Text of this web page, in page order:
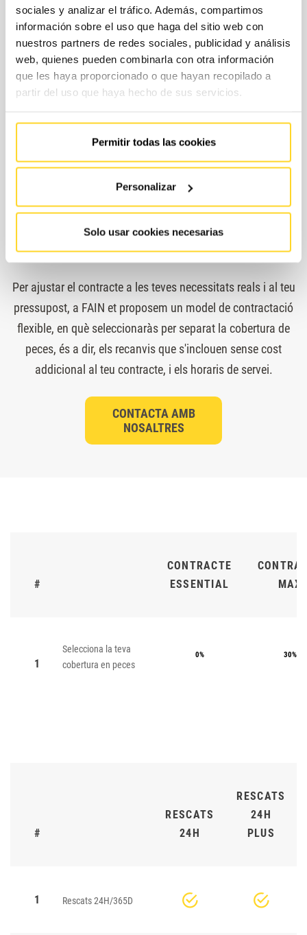
sociales y analizar el tráfico. Además, compartimos
información sobre el uso que haga del sitio web con
nuestros partners de redes sociales, publicidad y análisis
web, quienes pueden combinarla con otra información
que les haya proporcionado o que hayan recopilado a
partir del uso que haya hecho de sus servicios.
Permitir todas las cookies
Personalizar
Solo usar cookies necesarias
Quines són les modalitats de
contractació?
Per ajustar el contracte a les teves necessitats reals i al teu
pressupost, a FAIN et proposem un model de contractació
flexible, en què seleccionaràs per separat la cobertura de
peces, és a dir, els recanvis que s'inclouen sense cost
addicional al teu contracte, i els horaris de servei.
CONTACTA AMB
NOSALTRES
#
CONTRACTE
ESSENTIAL
MAX
1
Selecciona la teva
cobertura en peces
0% 30%
#
RESCATS
24H
RESCATS
24H
PLUS
1 Rescats 24H/365D